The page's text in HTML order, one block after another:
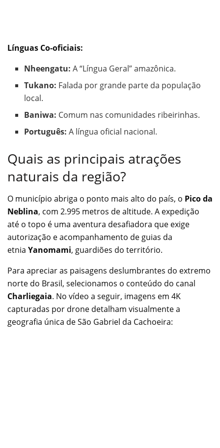
Línguas Co-oficiais:
Nheengatu: A “Língua Geral” amazônica.
Tukano: Falada por grande parte da população
local.
Baniwa: Comum nas comunidades ribeirinhas.
Português: A língua oficial nacional.
Quais as principais atrações
naturais da região?
O município abriga o ponto mais alto do país, o Pico da
Neblina, com 2.995 metros de altitude. A expedição
até o topo é uma aventura desafiadora que exige
autorização e acompanhamento de guias da
etnia Yanomami, guardiões do território.
Para apreciar as paisagens deslumbrantes do extremo
norte do Brasil, selecionamos o conteúdo do canal
Charliegaia. No vídeo a seguir, imagens em 4K
capturadas por drone detalham visualmente a
geografia única de São Gabriel da Cachoeira: